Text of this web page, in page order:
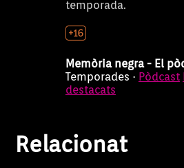
temporada.
Memòria negra - El
Temporades · Pòdcast
destacats
Relacionat
Memòria negra
documental que tracta de
successos més destacats
s’han produït a les Illes
durant els darrers 100 anys.